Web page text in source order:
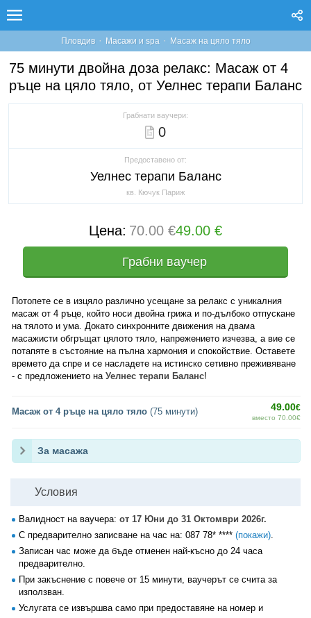
Пловдив · Масажи и spa · Масаж на цяло тяло
75 минути двойна доза релакс: Масаж от 4
ръце на цяло тяло, от Уелнес терапи Баланс
Грабнати ваучери:
0
Предоставено от:
Уелнес терапи Баланс
кв. Кючук Париж
Цена: 70.00 €49.00 €
Грабни ваучер
Потопете се в изцяло различно усещане за релакс с уникалния
масаж от 4 ръце, който носи двойна грижа и по-дълбоко отпускане
на тялото и ума. Докато синхронните движения на двама
масажисти обгръщат цялото тяло, напрежението изчезва, а вие се
потапяте в състояние на пълна хармония и спокойствие. Оставете
времето да спре и се насладете на истинско сетивно преживяване
- с предложението на Уелнес терапи Баланс!
Масаж от 4 ръце на цяло тяло (75 минути) 49.00€
вместо 70.00€
За масажа
Условия
Валидност на ваучера: от 17 Юни до 31 Октомври 2026г.
С предварително записване на час на: 087 78* **** (покажи).
Записан час може да бъде отменен най-късно до 24 часа
предварително.
При закъснение с повече от 15 минути, ваучерът се счита за
използван.
Услугата се извършва само при предоставяне на номер и